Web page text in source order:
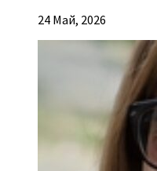
24 Май, 2026